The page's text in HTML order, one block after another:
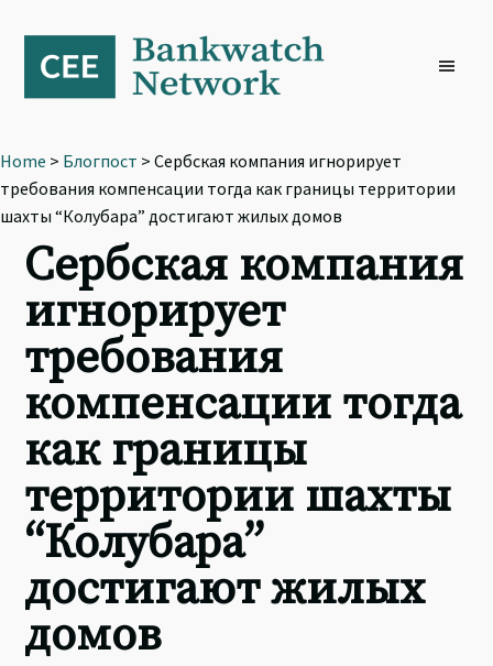
primary
navigation
content
footer
Home > Блогпост > Сербская компания игнорирует
требования компенсации тогда как границы территории
шахты “Колубара” достигают жилых домов
Сербская компания
игнорирует
требования
компенсации тогда
как границы
территории шахты
“Колубара”
достигают жилых
домов